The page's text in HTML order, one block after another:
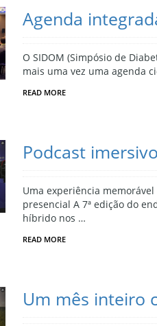
Agenda
O SIDOM (Simpósio de
mais uma vez uma agenda
READ MORE
Podcast
Uma experiência
presencial A 7ª edição do
híbrido nos …
READ MORE
Um mês inteiro